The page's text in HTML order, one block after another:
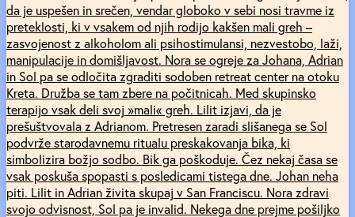
da je uspešen in srečen, vendar globoko v sebi nosi travme iz
preteklosti, ki v vsakem od njih rodijo kakšen mali greh –
zasvojenost z alkoholom ali psihostimulansi, nezvestobo, laži,
manipulacije in domišljavost. Nora se ogreje za Johana, Adrian
in Sol pa se odločita zgraditi sodoben retreat center na otoku
Kreta. Družba se tam zbere na počitnicah. Med skupinsko
terapijo vsak deli svoj »mali« greh. Lilit izjavi, da je
prešuštvovala z Adrianom. Pretresen zaradi slišanega se Sol
podvrže starodavnemu ritualu preskakovanja bika, ki
simbolizira božjo sodbo. Bik ga poškoduje. Čez nekaj časa se
vsak poskuša spopasti s posledicami tistega dne. Johan neha
piti. Lilit in Adrian živita skupaj v San Franciscu. Nora zdravi
svojo odvisnost, Sol pa je invalid. Nekega dne prejme pošiljko